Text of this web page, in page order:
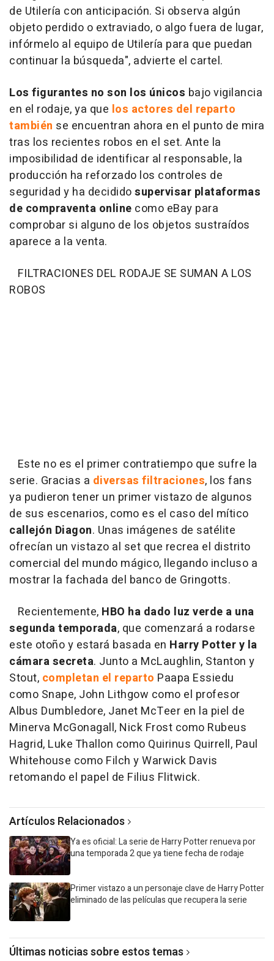
de Utilería con anticipación. Si observa algún
objeto perdido o extraviado, o algo fuera de lugar,
infórmelo al equipo de Utilería para que puedan
continuar la búsqueda", advierte el cartel.
Los figurantes no son los únicos bajo vigilancia
en el rodaje, ya que los actores del reparto
también se encuentran ahora en el punto de mira
tras los recientes robos en el set. Ante la
imposibilidad de identificar al responsable, la
producción ha reforzado los controles de
seguridad y ha decididosupervisar plataformas
de compraventa online como eBay para
comprobar si alguno de los objetos sustraídos
aparece a la venta.
FILTRACIONES DEL RODAJE SE SUMAN A LOS
ROBOS
Este no es el primer contratiempo que sufre la
serie. Gracias a diversas filtraciones, los fans
ya pudieron tener un primer vistazo de algunos
de sus escenarios, como es el caso del mítico
callejón Diagon. Unas imágenes de satélite
ofrecían un vistazo al set que recrea el distrito
comercial del mundo mágico, llegando incluso a
mostrar la fachada del banco de Gringotts.
Recientemente, HBO ha dado luz verde a una
segunda temporada, que comenzará a rodarse
este otoño y estará basada en Harry Potter y la
cámara secreta. Junto a McLaughlin, Stanton y
Stout, completan el reparto Paapa Essiedu
como Snape, John Lithgow como el profesor
Albus Dumbledore, Janet McTeer en la piel de
Minerva McGonagall, Nick Frost como Rubeus
Hagrid, Luke Thallon como Quirinus Quirrell, Paul
Whitehouse como Filch y Warwick Davis
retomando el papel de Filius Flitwick.
Artículos Relacionados
Ya es oficial: La serie de Harry Potter renueva por
una temporada 2 que ya tiene fecha de rodaje
Primer vistazo a un personaje clave de Harry Potter
eliminado de las películas que recupera la serie
Últimas noticias sobre estos temas